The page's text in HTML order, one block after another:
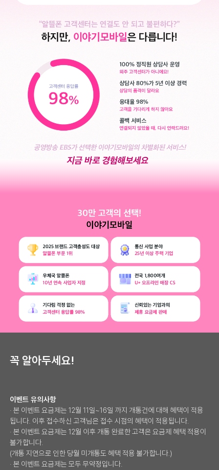
꼭 알아두세요!
이벤트 유의사항
· 본 이벤트 요금제는 12월 11일~16일 까지 개통건에 대해 혜택이 적용
됩니다. 이후 접수하신 고객님은 접수 시점의 혜택이 적용됩니다.
· 본 이벤트 요금제는 12월 이후 개통 완료한 고객은 요금제 혜택 적용이
불가합니다.
(개통 지연으로 인한 당월 미개통도 혜택 적용 불가합니다.)
· 본 이벤트 요금제는 모두 무약정입니다.